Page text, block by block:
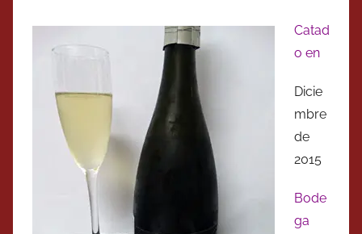
Catad
o en
Dicie
mbre
de
2015
Bode
ga